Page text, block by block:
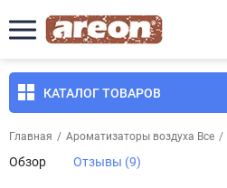
КАТАЛОГ ТОВАРОВ
Главная / Ароматизаторы воздуха Все /
Обзор Отзывы (9)